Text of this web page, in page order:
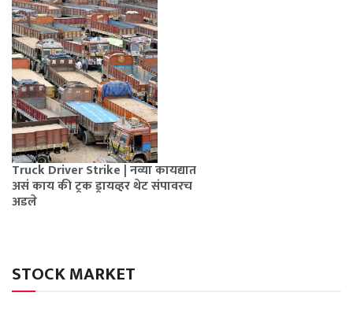
Truck Driver Strike | नव्या कायद्यात
असं काय की ट्रक ड्रायव्हर थेट संपावरच
अडले
STOCK MARKET